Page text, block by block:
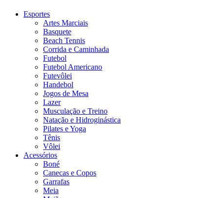
Esportes
Artes Marciais
Basquete
Beach Tennis
Corrida e Caminhada
Futebol
Futebol Americano
Futevôlei
Handebol
Jogos de Mesa
Lazer
Musculação e Treino
Natação e Hidroginástica
Pilates e Yoga
Tênis
Vôlei
Acessórios
Boné
Canecas e Copos
Garrafas
Meia